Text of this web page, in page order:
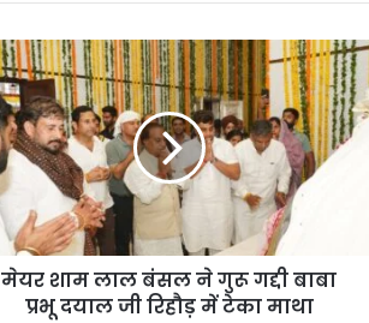
मेयर शाम लाल बंसल ने गुरू गद्दी बाबा
प्रभू दयाल जी रिहौड़ में टेका माथा